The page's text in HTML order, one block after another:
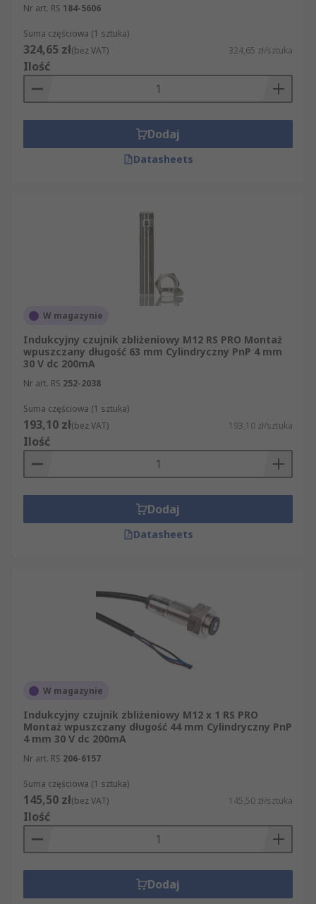
Nr art. RS 184-5606
Suma częściowa (1 sztuka)
324,65 zł(bez VAT) 324,65 zł/sztuka
Ilość
Dodaj
Datasheets
W magazynie
Indukcyjny czujnik zbliżeniowy M12 RS PRO Montaż
wpuszczany długość 63 mm Cylindryczny PnP 4 mm
30 V dc 200mA
Nr art. RS 252-2038
Suma częściowa (1 sztuka)
193,10 zł(bez VAT) 193,10 zł/sztuka
Ilość
Dodaj
Datasheets
W magazynie
Indukcyjny czujnik zbliżeniowy M12 x 1 RS PRO
Montaż wpuszczany długość 44 mm Cylindryczny PnP
4 mm 30 V dc 200mA
Nr art. RS 206-6157
Suma częściowa (1 sztuka)
145,50 zł(bez VAT) 145,50 zł/sztuka
Ilość
Dodaj